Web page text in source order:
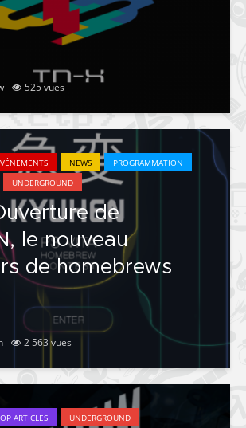
525 vues
NEWS
PROGRAMMATION
UNDERGROUND
de
le nouveau
de homebrews
2 563 vues
ARTICLES UNDERGROUND